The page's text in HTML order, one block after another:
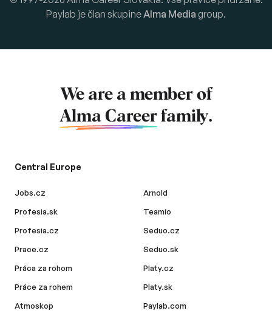
Paylab je član skupineAlma Media group.
We are a member of
Alma Career family.
Central Europe
Jobs.cz
Profesia.sk
Profesia.cz
Prace.cz
Práca za rohom
Práce za rohem
Atmoskop
Arnold
Teamio
Seduo.cz
Seduo.sk
Platy.cz
Platy.sk
Paylab.com